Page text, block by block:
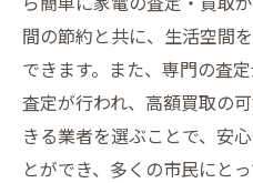
間の節約と共に、生活空間
できます。また、専門の査
査定が行われ、高額買取の
きる業者を選ぶことで、安
とができ、多くの市民にと